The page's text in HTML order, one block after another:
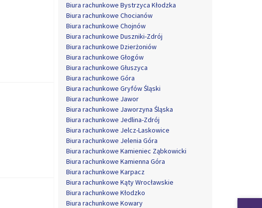
Biura rachunkowe Bystrzyca Kłodzka
Biura rachunkowe Chocianów
Biura rachunkowe Chojnów
Biura rachunkowe Duszniki-Zdrój
Biura rachunkowe Dzierżoniów
Biura rachunkowe Głogów
Biura rachunkowe Głuszyca
Biura rachunkowe Góra
Biura rachunkowe Gryfów Śląski
Biura rachunkowe Jawor
Biura rachunkowe Jaworzyna Śląska
Biura rachunkowe Jedlina-Zdrój
Biura rachunkowe Jelcz-Laskowice
Biura rachunkowe Jelenia Góra
Biura rachunkowe Kamieniec Ząbkowicki
Biura rachunkowe Kamienna Góra
Biura rachunkowe Karpacz
Biura rachunkowe Kąty Wrocławskie
Biura rachunkowe Kłodzko
Biura rachunkowe Kowary